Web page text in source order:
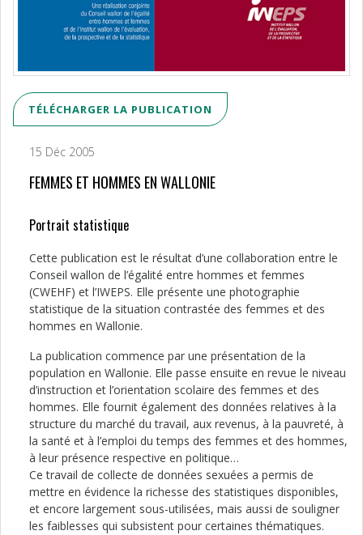
TÉLÉCHARGER LA PUBLICATION
15 Déc 2005
FEMMES ET HOMMES EN WALLONIE
Portrait statistique
Cette publication est le résultat d’une collaboration entre le
Conseil wallon de l’égalité entre hommes et femmes
(CWEHF) et l’IWEPS. Elle présente une photographie
statistique de la situation contrastée des femmes et des
hommes en Wallonie.
La publication commence par une présentation de la
population en Wallonie. Elle passe ensuite en revue le niveau
d’instruction et l’orientation scolaire des femmes et des
hommes. Elle fournit également des données relatives à la
structure du marché du travail, aux revenus, à la pauvreté, à
la santé et à l’emploi du temps des femmes et des hommes,
à leur présence respective en politique…
Ce travail de collecte de données sexuées a permis de
mettre en évidence la richesse des statistiques disponibles,
et encore largement sous-utilisées, mais aussi de souligner
les faiblesses qui subsistent pour certaines thématiques.